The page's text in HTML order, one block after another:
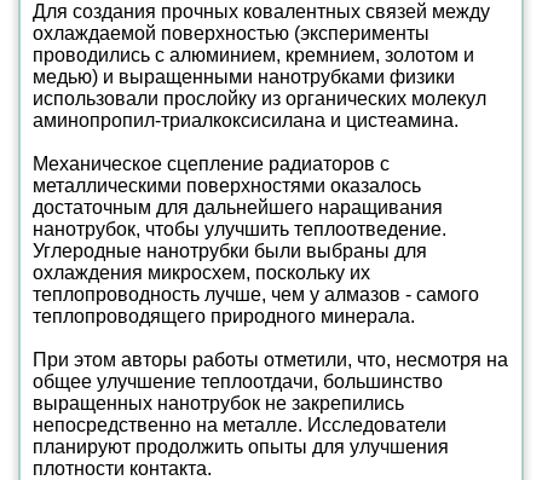
Для создания прочных ковалентных связей между
охлаждаемой поверхностью (эксперименты
проводились с алюминием, кремнием, золотом и
медью) и выращенными нанотрубками физики
использовали прослойку из органических молекул
аминопропил-триалкоксисилана и цистеамина.
Механическое сцепление радиаторов с
металлическими поверхностями оказалось
достаточным для дальнейшего наращивания
нанотрубок, чтобы улучшить теплоотведение.
Углеродные нанотрубки были выбраны для
охлаждения микросхем, поскольку их
теплопроводность лучше, чем у алмазов - самого
теплопроводящего природного минерала.
При этом авторы работы отметили, что, несмотря на
общее улучшение теплоотдачи, большинство
выращенных нанотрубок не закрепились
непосредственно на металле. Исследователи
планируют продолжить опыты для улучшения
плотности контакта.